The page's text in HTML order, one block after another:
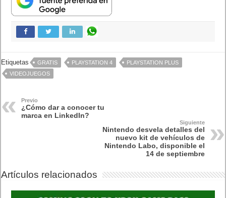
Etiquetas GRATIS PLAYSTATION 4
PLAYSTATION PLUS
VIDEOJUEGOS
Previo
¿Cómo dar a conocer tu
marca en LinkedIn?
Siguiente
Nintendo desvela detalles del
nuevo kit de vehículos de
Nintendo Labo, disponible el
14 de septiembre
Artículos relacionados